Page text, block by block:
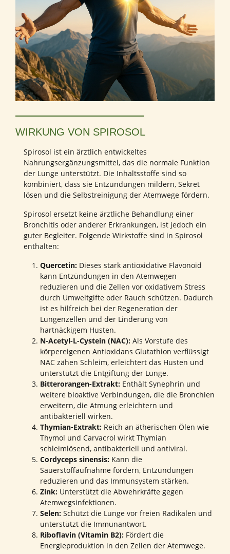
WIRKUNG VON SPIROSOL
Spirosol ist ein ärztlich entwickeltes
Nahrungsergänzungsmittel, das die normale Funktion
der Lunge unterstützt. Die Inhaltsstoffe sind so
kombiniert, dass sie Entzündungen mildern, Sekret
lösen und die Selbstreinigung der Atemwege fördern.
Spirosol ersetzt keine ärztliche Behandlung einer
Bronchitis oder anderer Erkrankungen, ist jedoch ein
guter Begleiter. Folgende Wirkstoffe sind in Spirosol
enthalten:
Quercetin: Dieses stark antioxidative Flavonoid
kann Entzündungen in den Atemwegen
reduzieren und die Zellen vor oxidativem Stress
durch Umweltgifte oder Rauch schützen. Dadurch
ist es hilfreich bei der Regeneration der
Lungenzellen und der Linderung von
hartnäckigem Husten.
N-Acetyl-L-Cystein (NAC): Als Vorstufe des
körpereigenen Antioxidans Glutathion verflüssigt
NAC zähen Schleim, erleichtert das Husten und
unterstützt die Entgiftung der Lunge.
Bitterorangen-Extrakt: Enthält Synephrin und
weitere bioaktive Verbindungen, die die Bronchien
erweitern, die Atmung erleichtern und
antibakteriell wirken.
Thymian-Extrakt: Reich an ätherischen Ölen wie
Thymol und Carvacrol wirkt Thymian
schleimlösend, antibakteriell und antiviral.
Cordyceps sinensis: Kann die
Sauerstoffaufnahme fördern, Entzündungen
reduzieren und das Immunsystem stärken.
Zink: Unterstützt die Abwehrkräfte gegen
Atemwegsinfektionen.
Selen: Schützt die Lunge vor freien Radikalen und
unterstützt die Immunantwort.
Riboflavin (Vitamin B2): Fördert die
Energieproduktion in den Zellen der Atemwege.